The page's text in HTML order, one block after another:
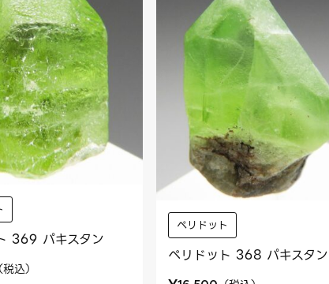
369 パキスタン
（税込）
ペリドット
ペリドット 368 パキスタン